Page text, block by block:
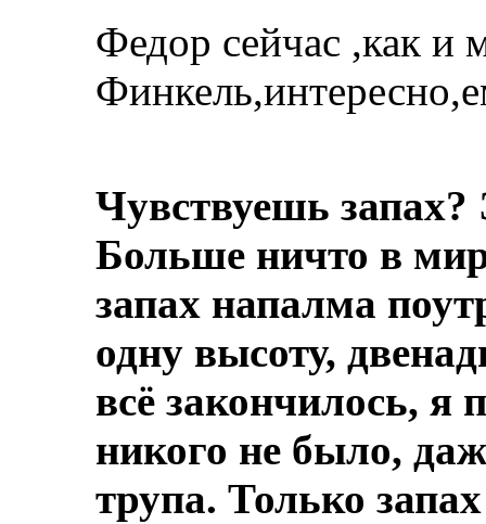
Федор сейчас ,как и
Чувствуешь
Больше ничто в
запах напалма
одну высоту,
всё закончилось, я
никого не было,
трупа. Только